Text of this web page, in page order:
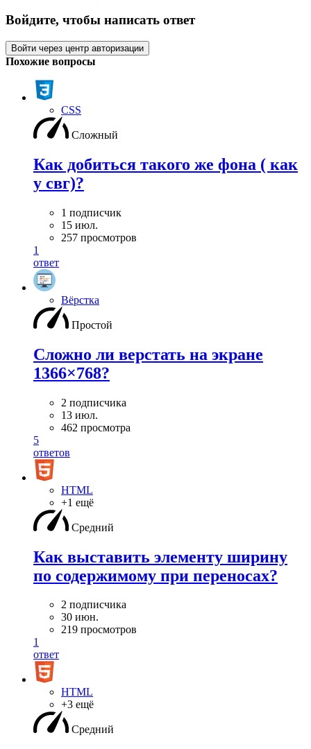
Войдите, чтобы написать ответ
Войти через центр авторизации
Похожие вопросы
CSS
Сложный
Как добиться такого же фона ( как
у свг)?
1 подписчик
15 июл.
257 просмотров
1
ответ
Вёрстка
Простой
Сложно ли верстать на экране
1366×768?
2 подписчика
13 июл.
462 просмотра
5
ответов
HTML
+1 ещё
Средний
Как выставить элементу ширину
по содержимому при переносах?
2 подписчика
30 июн.
219 просмотров
1
ответ
HTML
+3 ещё
Средний